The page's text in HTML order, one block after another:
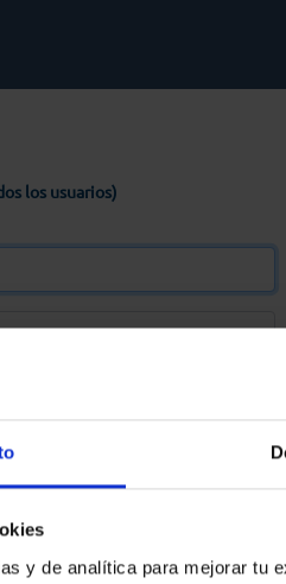
y de analítica para mejorar tu
los usuarios)